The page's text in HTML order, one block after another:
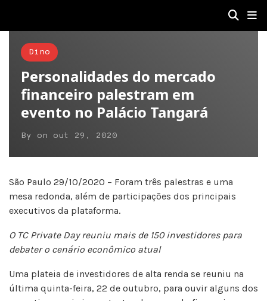
Dino
Personalidades do mercado
financeiro palestram em
evento no Palácio Tangará
By on out 29, 2020
São Paulo 29/10/2020 – Foram três palestras e uma
mesa redonda, além de participações dos principais
executivos da plataforma.
O TC Private Day reuniu mais de 150 investidores para
debater o cenário econômico atual
Uma plateia de investidores de alta renda se reuniu na
última quinta-feira, 22 de outubro, para ouvir alguns dos